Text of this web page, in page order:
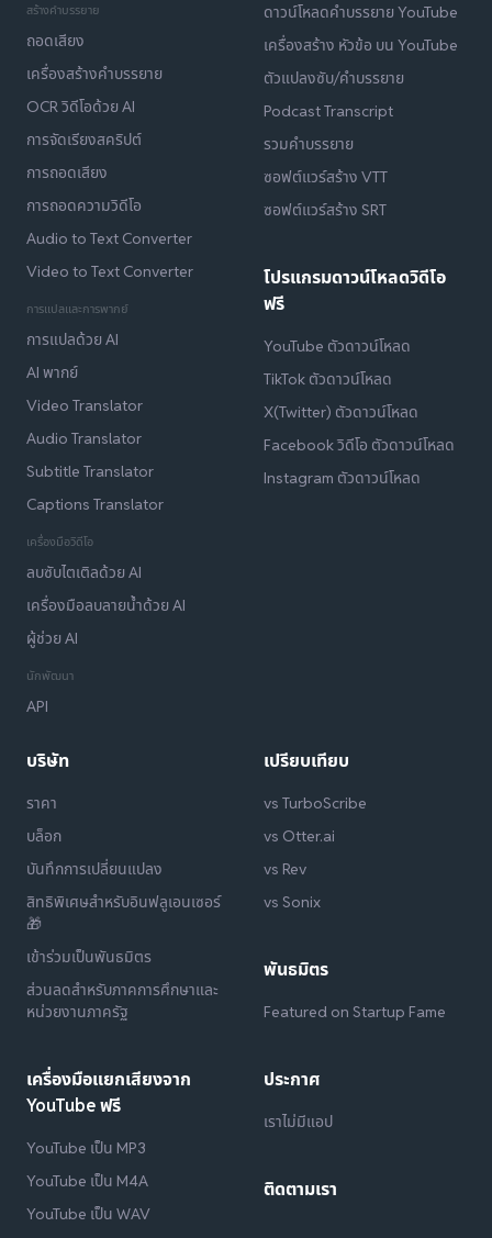
สร้างคำบรรยาย
ถอดเสียง
เครื่องสร้างคำบรรยาย
OCR วิดีโอด้วย AI
การจัดเรียงสคริปต์
การถอดเสียง
การถอดความวิดีโอ
Audio to Text Converter
Video to Text Converter
การแปลและการพากย์
การแปลด้วย AI
AI พากย์
Video Translator
Audio Translator
Subtitle Translator
Captions Translator
เครื่องมือวิดีโอ
ลบซับไตเติลด้วย AI
เครื่องมือลบลายน้ำด้วย AI
ผู้ช่วย AI
นักพัฒนา
API
ดาวน์โหลดคำบรรยาย YouTube
เครื่องสร้าง หัวข้อ บน YouTube
ตัวแปลงซับ/คำบรรยาย
Podcast Transcript
รวมคำบรรยาย
ซอฟต์แวร์สร้าง VTT
ซอฟต์แวร์สร้าง SRT
โปรแกรมดาวน์โหลดวิดีโอ
ฟรี
YouTube ตัวดาวน์โหลด
TikTok ตัวดาวน์โหลด
X(Twitter) ตัวดาวน์โหลด
Facebook วิดีโอ ตัวดาวน์โหลด
Instagram ตัวดาวน์โหลด
บริษัท
ราคา
บล็อก
บันทึกการเปลี่ยนแปลง
สิทธิพิเศษสำหรับอินฟลูเอนเซอร์
🎁
เข้าร่วมเป็นพันธมิตร
ส่วนลดสำหรับภาคการศึกษาและ
หน่วยงานภาครัฐ
เครื่องมือแยกเสียงจาก
YouTube ฟรี
YouTube เป็น MP3
YouTube เป็น M4A
YouTube เป็น WAV
เปรียบเทียบ
vs TurboScribe
vs Otter.ai
vs Rev
vs Sonix
พันธมิตร
Featured on Startup Fame
ประกาศ
เราไม่มีแอป
ติดตามเรา